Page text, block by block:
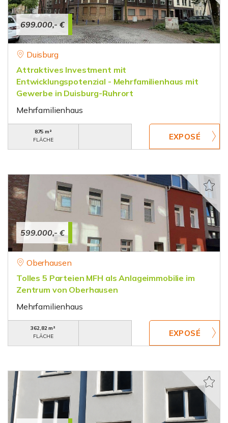
699.000,- €
Duisburg
Attraktives Investment mit
Entwicklungspotenzial - Mehrfamilienhaus mit
Gewerbe in Duisburg-Ruhrort
Mehrfamilienhaus
875 m²
FLÄCHE
599.000,- €
Oberhausen
Tolles 5 Parteien MFH als Anlageimmobilie im
Zentrum von Oberhausen
Mehrfamilienhaus
362,82 m²
FLÄCHE